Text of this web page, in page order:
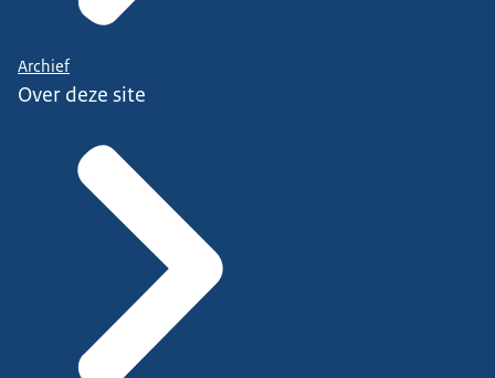
Archief
Over deze site